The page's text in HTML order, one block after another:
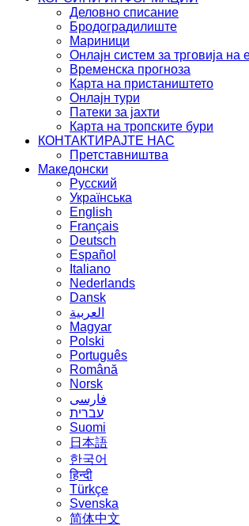
Деловно списание
Бродоградилиште
Мариници
Онлајн систем за трговија на
Временска прогноза
Карта на пристаништето
Oнлајн тури
Патеки за јахти
Карта на тропските бури
КОНТАКТИРАЈТЕ НАС
Претставништва
Македонски
Русский
Українська
English
Français
Deutsch
Español
Italiano
Nederlands
Dansk
العربية
Magyar
Polski
Português
Română
Norsk
فارسی
עברית
Suomi
日本語
한국어
हिन्दी
Türkçe
Svenska
简体中文